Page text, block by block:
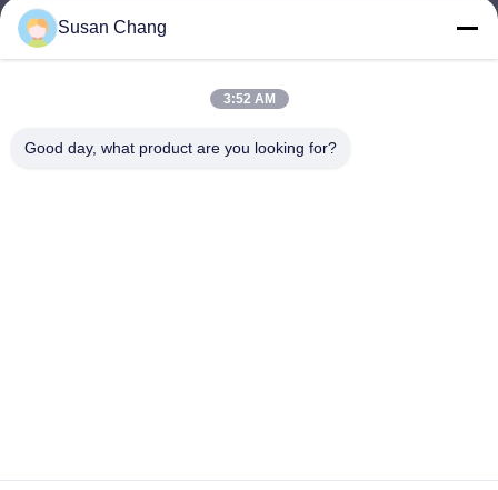
Susan@aeaxa.com
0086-13991372145
Susan Chang
3:52 AM
Good day, what product are you looking for?